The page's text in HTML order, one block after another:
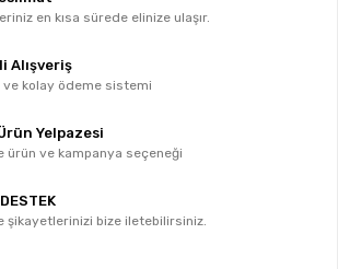
en kısa sürede elinize ulaşır.
Alışveriş
ve kolay ödeme sistemi
Yelpazesi
ürün ve kampanya seçeneği
şikayetlerinizi bize iletebilirsiniz.